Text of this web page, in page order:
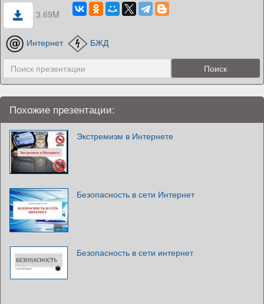
3.69M
Интернет БЖД
Похожие презентации:
Экстремизм в Интернете
Безопасность в сети Интернет
Безопасность в сети интернет